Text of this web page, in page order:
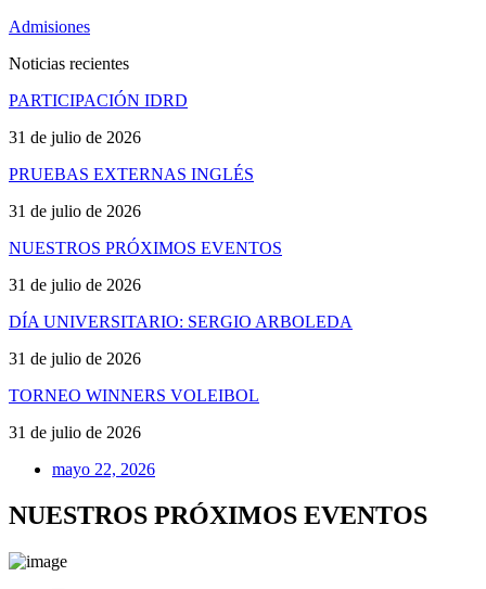
Admisiones
Noticias recientes
PARTICIPACIÓN IDRD
31 de julio de 2026
PRUEBAS EXTERNAS INGLÉS
31 de julio de 2026
NUESTROS PRÓXIMOS EVENTOS
31 de julio de 2026
DÍA UNIVERSITARIO: SERGIO ARBOLEDA
31 de julio de 2026
TORNEO WINNERS VOLEIBOL
31 de julio de 2026
mayo 22, 2026
NUESTROS PRÓXIMOS EVENTOS